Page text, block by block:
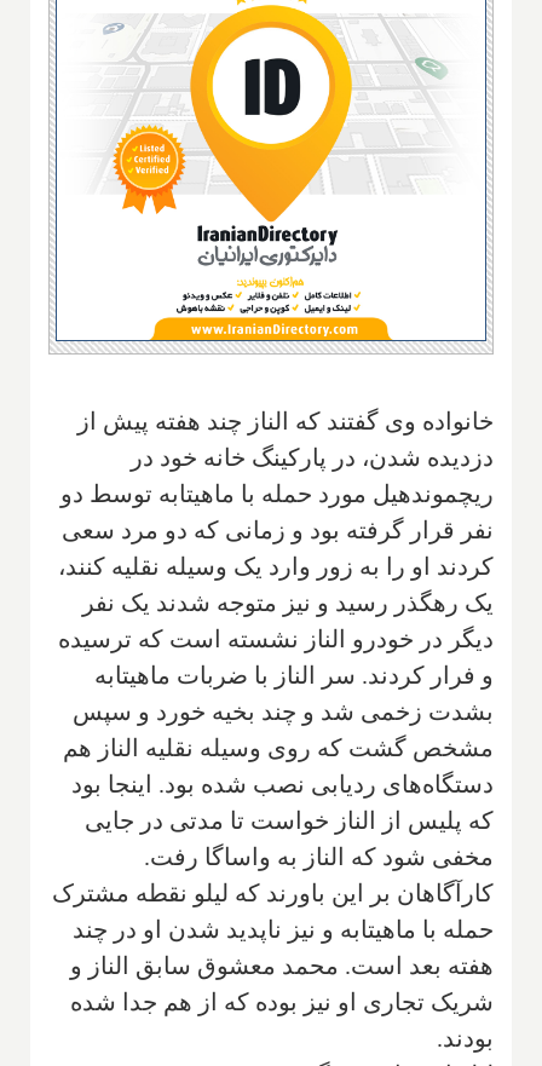
خانواده وی گفتند که الناز چند هفته پیش از
دزدیده شدن، در پارکینگ خانه خود در
ریچموندهیل مورد حمله با ماهیتابه توسط دو
نفر قرار گرفته بود و زمانی که دو مرد سعی
کردند او را به زور وارد یک وسیله نقلیه کنند،
یک رهگذر رسید و نیز متوجه شدند یک نفر
دیگر در خودرو الناز نشسته است که ترسیده
و فرار کردند. سر الناز با ضربات ماهیتابه
بشدت زخمی شد و چند بخیه خورد و سپس
مشخص گشت که روی وسیله نقلیه الناز هم
دستگاه‌های ردیابی نصب شده بود. اینجا بود
که پلیس از الناز خواست تا مدتی در جایی
مخفی شود که الناز به واساگا رفت.
کارآگاهان بر این باورند که لیلو نقطه مشترک
حمله با ماهیتابه و نیز ناپدید شدن او در چند
هفته بعد است. محمد معشوق سابق الناز و
شریک تجاری او نیز بوده که از هم جدا شده
بودند.